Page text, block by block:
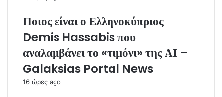
Ποιος είναι ο Ελληνοκύπριος
Demis Hassabis που
αναλαμβάνει το «τιμόνι» της ΑΙ –
Galaksias Portal News
16 ώρες ago